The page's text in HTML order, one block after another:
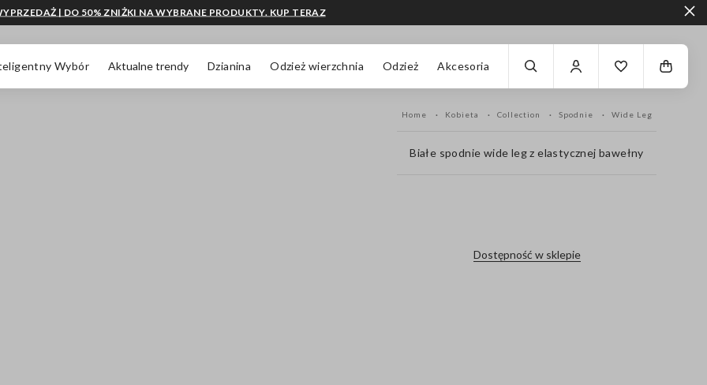
Wybór Aktualne trendy Dzianina Odzież wierzchnia Odzież Akcesoria
| DO 50% ZNIŻKI NA WYBRANE PRODUKTY. KUP TERAZ
Home Kobieta Collection Spodnie Wide Leg
Białe spodnie wide leg z elastycznej bawełny
Dostępność w sklepie